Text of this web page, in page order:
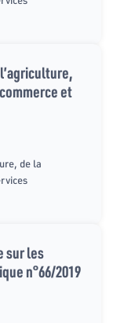
et
de la
sur les
n°66/2019